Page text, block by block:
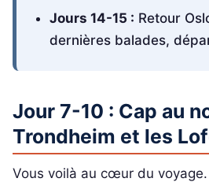
Jours 14-15 : Retour
dernières balades,
Jour 7-10 : Cap au
Trondheim et les
Vous voilà au cœur du voyage.